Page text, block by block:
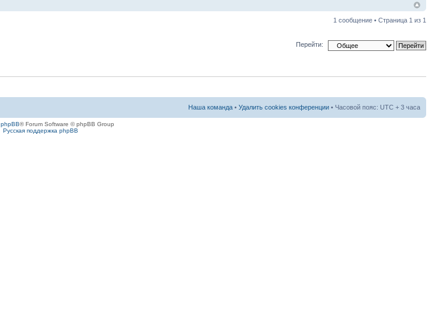
1 сообщение • Страница 1 из 1
Перейти:
Наша команда • Удалить cookies конференции • Часовой пояс: UTC + 3 часа
phpBB® Forum Software © phpBB Group
Русская поддержка phpBB